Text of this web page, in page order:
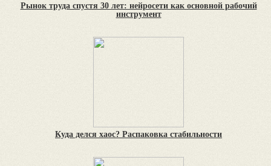
Рынок труда спустя 30 лет: нейросети как основной рабочий
инструмент
Куда делся хаос? Распаковка стабильности